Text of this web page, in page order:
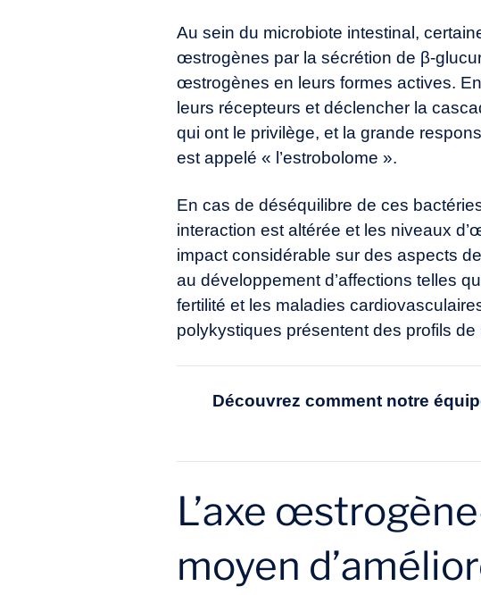
Au sein du microbiote intestinal,
œstrogènes par la sécrétion de β-
œstrogènes en leurs formes actives.
leurs récepteurs et déclencher la
qui ont le privilège, et la grande
est appelé « l’estrobolome ».
En cas de déséquilibre de ces
interaction est altérée et les niveaux
impact considérable sur des aspects
au développement d’affections telles
fertilité et les maladies
polykystiques présentent des profils
Découvrez comment notre
L’axe
moyen